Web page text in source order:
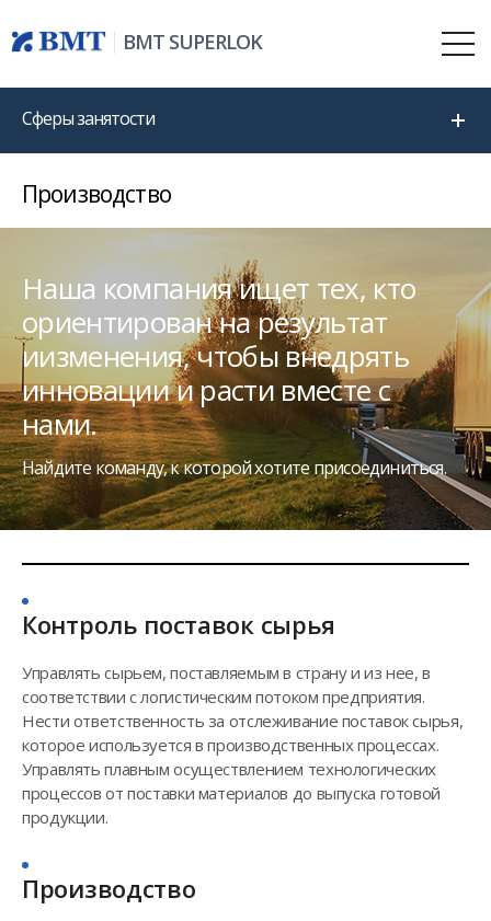
BMT SUPERLOK
Сферы занятости
Производство
Наша компания ищет тех, кто
ориентирован на результат
иизменения,чтобы внедрять
инновации и расти вместе с
нами.
Найдите команду, к которой хотите присоединиться.
Контроль поставок сырья
Управлять сырьем, поставляемым в страну и из нее, в
соответствии с логистическим потоком предприятия.
Нести ответственность за отслеживание поставок сырья,
которое используется в производственных процессах.
Управлять плавным осуществлением технологических
процессов от поставки материалов до выпуска готовой
продукции.
Производство